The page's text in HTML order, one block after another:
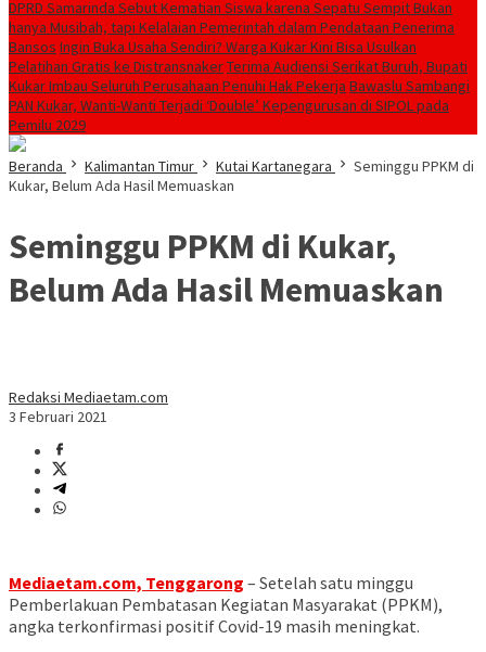
DPRD Samarinda Sebut Kematian Siswa karena Sepatu Sempit Bukan
hanya Musibah, tapi Kelalaian Pemerintah dalam Pendataan Penerima
Bansos Ingin Buka Usaha Sendiri? Warga Kukar Kini Bisa Usulkan
Pelatihan Gratis ke DistransnakerTerima Audiensi Serikat Buruh, Bupati
Kukar Imbau Seluruh Perusahaan Penuhi Hak Pekerja Bawaslu Sambangi
PAN Kukar, Wanti-Wanti Terjadi ‘Double’ Kepengurusan di SIPOL pada
Pemilu 2029
Beranda Kalimantan Timur Kutai Kartanegara
Seminggu PPKM di
Kukar, Belum Ada Hasil Memuaskan
Seminggu PPKM di Kukar,
Belum Ada Hasil Memuaskan
Redaksi Mediaetam.com
3 Februari 2021
Mediaetam.com, Tenggarong – Setelah satu minggu
Pemberlakuan Pembatasan Kegiatan Masyarakat (PPKM),
angka terkonfirmasi positif Covid-19 masih meningkat.